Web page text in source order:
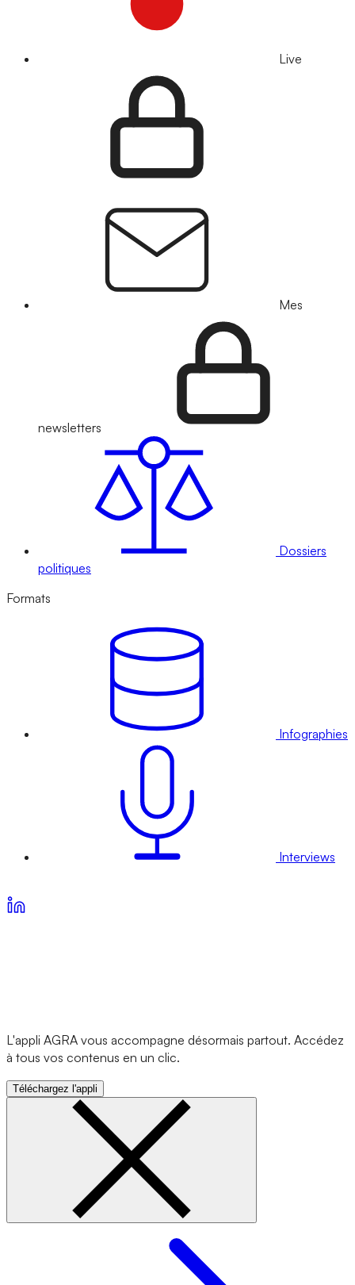
Live
Mes
newsletters
Dossiers
politiques
Formats
Infographies
Interviews
L'appli AGRA vous accompagne désormais partout. Accédez
à tous vos contenus en un clic.
Téléchargez l'appli